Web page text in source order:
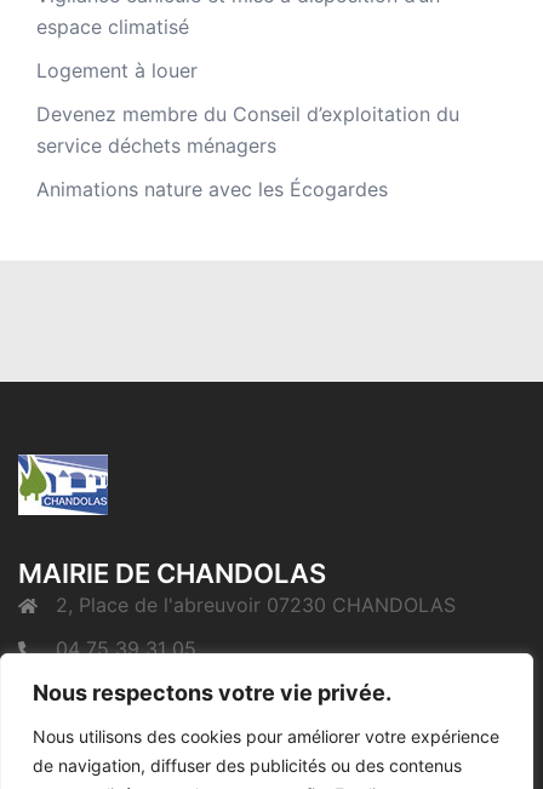
Nous respectons votre vie privée.
Nous utilisons des cookies pour améliorer votre expérience
de navigation, diffuser des publicités ou des contenus
espace climatisé
Logement à louer
Devenez membre du Conseil d’exploitation du
service déchets ménagers
Animations nature avec les Écogardes
MAIRIE DE CHANDOLAS
2, Place de l'abreuvoir 07230 CHANDOLAS
04 75 39 31 05
mairie@chandolas.fr
Mentions Légales